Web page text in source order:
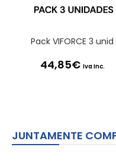
Pack VIFORCE 3 unid
44,85€ Iva Inc.
JUNTAMENTE